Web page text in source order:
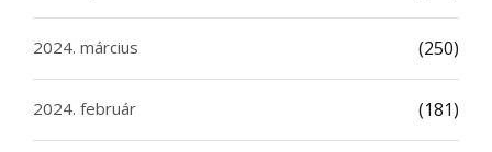
2024. március (250)
2024. február (181)